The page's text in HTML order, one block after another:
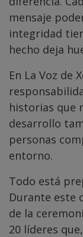
mensaje
integridad
hecho deja
En La Voz de
historias que
desarrollo
personas
entorno.
Todo está
Durante este
de la
20 líderes